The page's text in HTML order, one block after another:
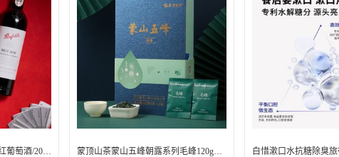
奔富BIN389赤霞珠设拉子红葡萄酒/2022年/750ml（城市版限量礼盒）
蒙顶山茶蒙山五峰朝露系列毛峰120g礼盒装